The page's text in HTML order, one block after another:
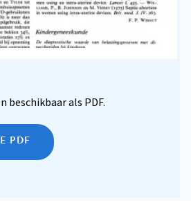
beschikbaar als PDF.
PDF